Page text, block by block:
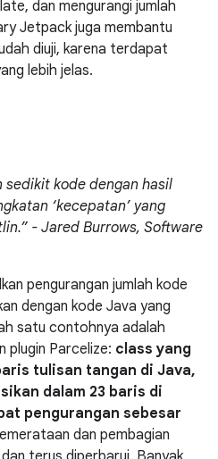
dan mengurangi jumlah
Jetpack juga membantu
diuji, karena terdapat
lebih jelas.
kode dengan hasil
‘kecepatan’ yang
- Jared Burrows, Software
pengurangan jumlah kode
dengan kode Java yang
satu contohnya adalah
plugin Parcelize: class yang
tulisan tangan di Java,
dalam 23 baris di
pengurangan sebesar
dan pembagian